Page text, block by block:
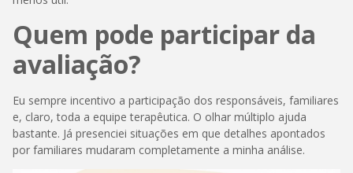
Quem pode participar da
avaliação?
Eu sempre incentivo a participação dos responsáveis, familiares
e, claro, toda a equipe terapêutica. O olhar múltiplo ajuda
bastante. Já presenciei situações em que detalhes apontados
por familiares mudaram completamente a minha análise.